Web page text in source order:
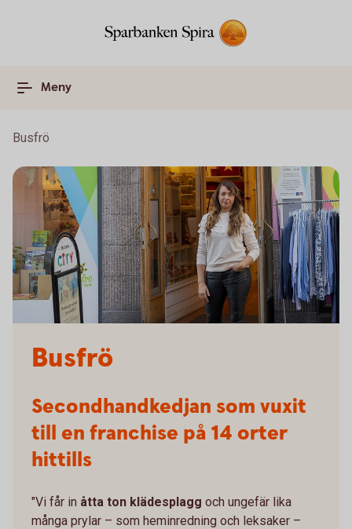
Meny
Busfrö
Busfrö
Secondhandkedjan som vuxit
till en franchise på 14 orter
hittills
"Vi får in åtta ton klädesplagg och ungefär lika
många prylar – som heminredning och leksaker –